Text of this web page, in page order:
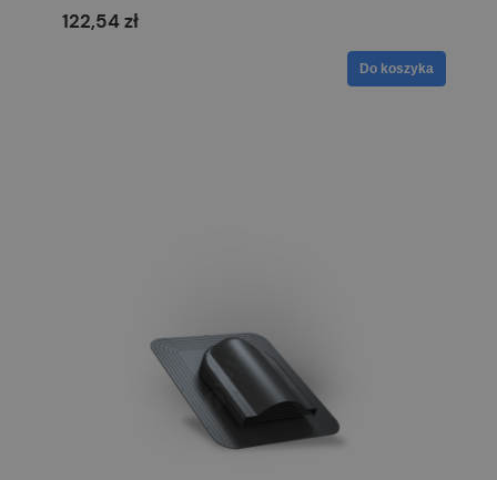
122,54 zł
Do koszyka